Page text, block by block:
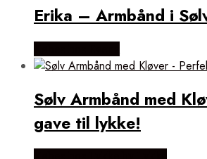
Erika – Armbånd i
Sølv Armbånd med
gave til lykke!